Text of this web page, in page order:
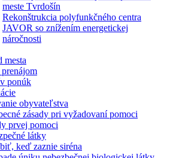
meste Tvrdošín
Rekonštrukcia polyfunkčného centra
JAVOR so znížením energetickej
náročnosti
mesta
ponúk
obyvateľstva
zásady pri vyžadovaní pomoci
prvej pomoci
látky
keď zaznie siréna